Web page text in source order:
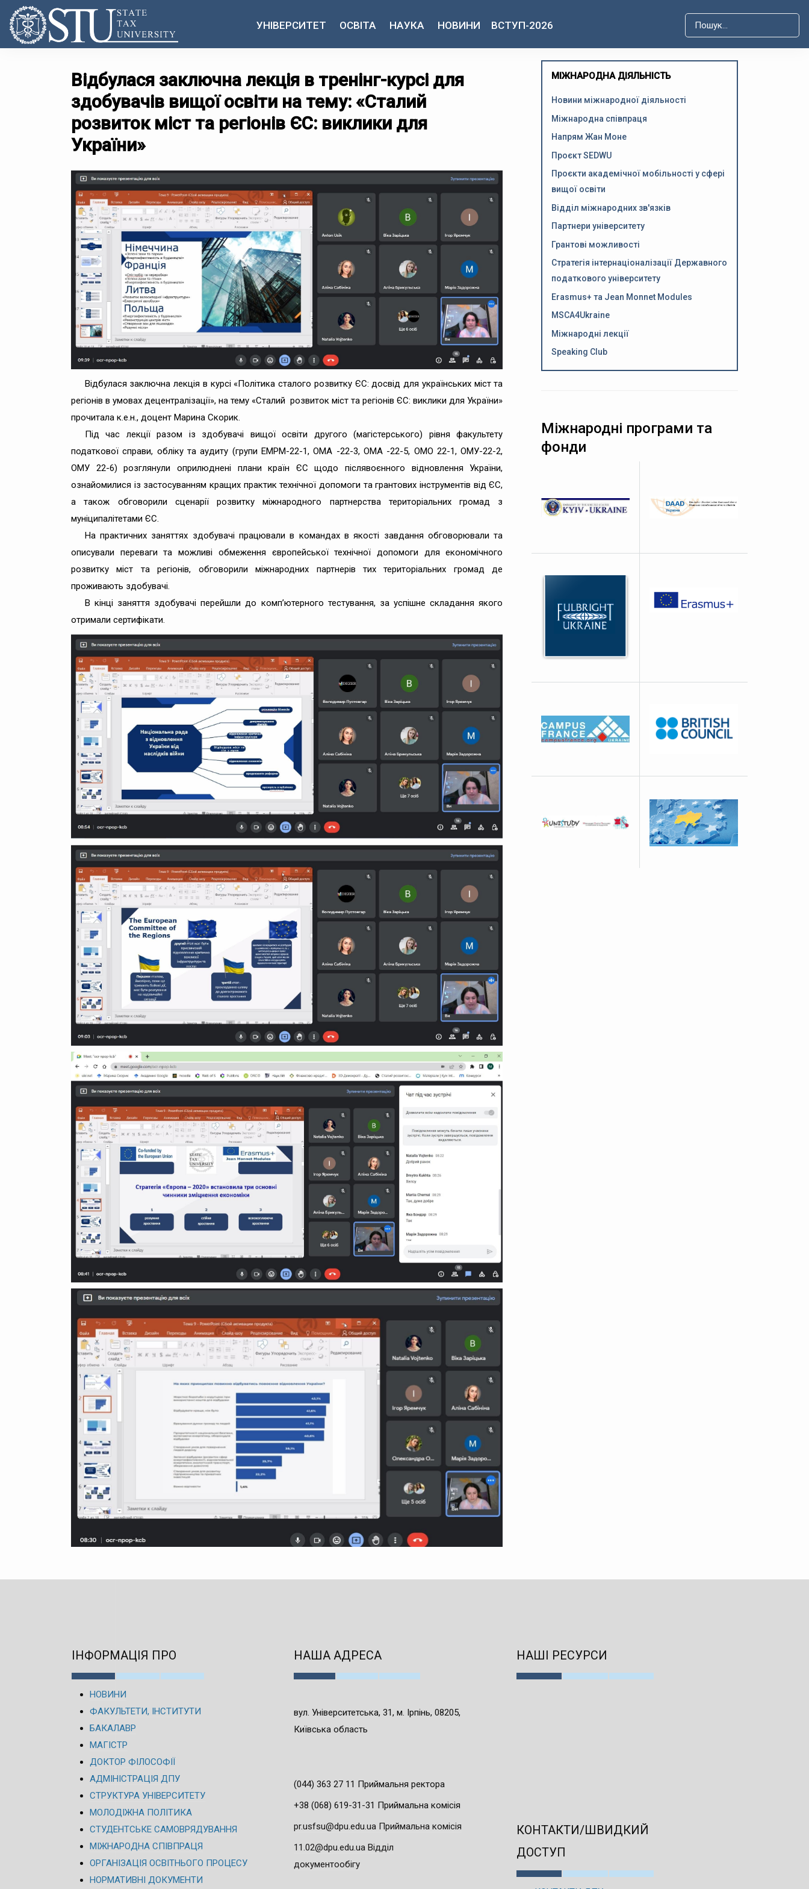
УНІВЕРСИТЕТ ОСВІТА НАУКА НОВИНИ ВСТУП-2026
Відбулася заключна лекція в тренінг-курсі для
здобувачів вищої освіти на тему: «Сталий
розвиток міст та регіонів ЄС: виклики для
України»
Відбулася заключна лекція в курсі «Політика сталого розвитку ЄС: досвід для українських міст та
регіонів в умовах децентралізації», на тему «Сталий розвиток міст та регіонів ЄС: виклики для України»
прочитала к.е.н., доцент Марина Скорик.
Під час лекції разом із здобувачі вищої освіти другого (магістерського) рівня факультету
податкової справи, обліку та аудиту (групи ЕМРМ-22-1, ОМА -22-3, ОМА -22-5, ОМО 22-1, ОМУ-22-2,
ОМУ 22-6) розглянули оприлюднені плани країн ЄС щодо післявоєнного відновлення України,
ознайомилися із застосуванням кращих практик технічної допомоги та грантових інструментів від ЄС,
а також обговорили сценарії розвитку міжнародного партнерства територіальних громад з
муніципалітетами ЄС.
На практичних заняттях здобувачі працювали в командах в якості завдання обговорювали та
описували переваги та можливі обмеження європейської технічної допомоги для економічного
розвитку міст та регіонів, обговорили міжнародних партнерів тих територіальних громад де
проживають здобувачі.
В кінці заняття здобувачі перейшли до комп’ютерного тестування, за успішне складання якого
отримали сертифікати.
МІЖНАРОДНА ДІЯЛЬНІСТЬ
Новини міжнародної діяльності
Міжнародна співпраця
Напрям Жан Моне
Проєкт SEDWU
Проєкти академічної мобільності у сфері
вищої освіти
Відділ міжнародних зв'язків
Партнери університету
Грантові можливості
Стратегія інтернаціоналізації Державного
податкового університету
Erasmus+ та Jean Monnet Modules
MSCA4Ukraine
Міжнародні лекції
Speaking Club
Міжнародні програми та
фонди
ІНФОРМАЦІЯ ПРО
НОВИНИ
ФАКУЛЬТЕТИ, ІНСТИТУТИ
БАКАЛАВР
МАГІСТР
ДОКТОР ФІЛОСОФІЇ
АДМІНІСТРАЦІЯ ДПУ
СТРУКТУРА УНІВЕРСИТЕТУ
МОЛОДІЖНА ПОЛІТИКА
СТУДЕНТСЬКЕ САМОВРЯДУВАННЯ
МІЖНАРОДНА СПІВПРАЦЯ
ОРГАНІЗАЦІЯ ОСВІТНЬОГО ПРОЦЕСУ
НОРМАТИВНІ ДОКУМЕНТИ
НАША АДРЕСА
вул. Університетська, 31, м. Ірпінь, 08205,
Київська область
(044) 363 27 11 Приймальня ректора
+38 (068) 619-31-31 Приймальна комісія
pr.usfsu@dpu.edu.ua Приймальна комісія
11.02@dpu.edu.ua Відділ
документообігу
НАШІ РЕСУРСИ
КОНТАКТИ/ШВИДКИЙ
ДОСТУП